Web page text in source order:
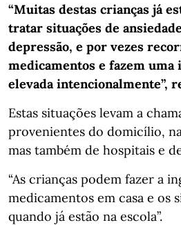
“Muitas destas crianças já
tratar situações de
depressão, e por vezes
medicamentos e fazem uma
elevada intencionalmente”,
Estas situações levam a
provenientes do domicílio,
mas também de hospitais e
“As crianças podem fazer a
medicamentos em casa e os
quando já estão na escola”.